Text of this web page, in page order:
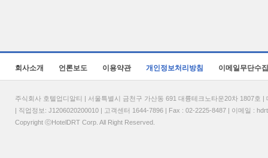
회사소개 언론보도 이용약관 개인정보처리방침 이메일무단수
주식회사 호텔업디알티 | 서울특별시 금천구 가산동 691 대륭테크노타운20차 1807
| 직업정보: J1206020200010 | 고객센터 1644-7896 | Fax : 02-2225-8487 | 이메일 :
Copyright ⓒHotelDRT Corp. All Right Reserved.